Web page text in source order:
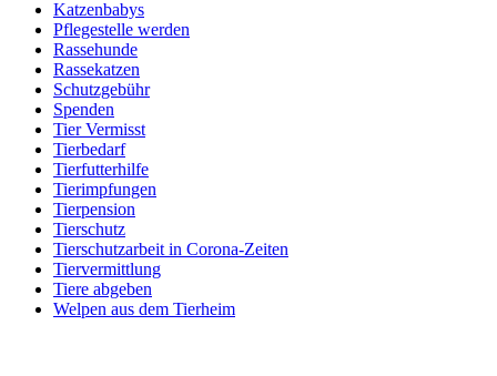
Katzenbabys
Pflegestelle werden
Rassehunde
Rassekatzen
Schutzgebühr
Spenden
Tier Vermisst
Tierbedarf
Tierfutterhilfe
Tierimpfungen
Tierpension
Tierschutz
Tierschutzarbeit in Corona-Zeiten
Tiervermittlung
Tiere abgeben
Welpen aus dem Tierheim